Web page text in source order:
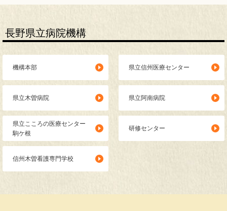
長野県立病院機構
機構本部 県立信州医療センター
県立木曽病院 県立阿南病院
県立こころの医療センター
駒ケ根
研修センター
信州木曽看護専門学校